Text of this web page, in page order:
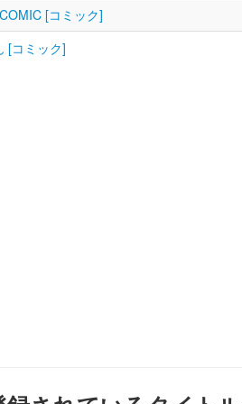
[コミック]
[コミック]